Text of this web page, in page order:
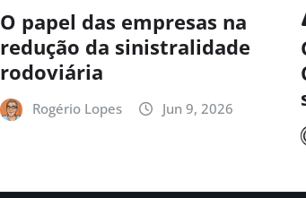
O papel das empresas na
redução da sinistralidade
rodoviária
Rogério Lopes Jun 9, 2026